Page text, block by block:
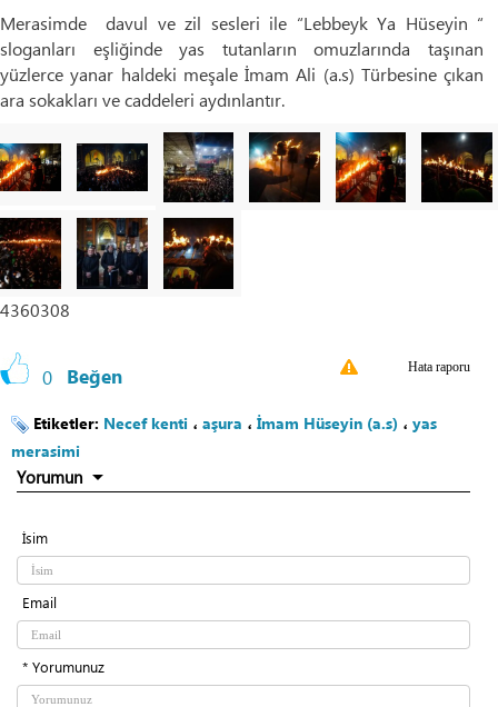
Merasimde davul ve zil sesleri ile “Lebbeyk Ya Hüseyin “
sloganları eşliğinde yas tutanların omuzlarında taşınan
yüzlerce yanar haldeki meşale İmam Ali (a.s) Türbesine çıkan
ara sokakları ve caddeleri aydınlantır.
4360308
0 Beğen Hata raporu
Etiketler: Necef kenti ، aşura ، İmam Hüseyin (a.s) ، yas
merasimi
Yorumun
İsim
Email
* Yorumunuz